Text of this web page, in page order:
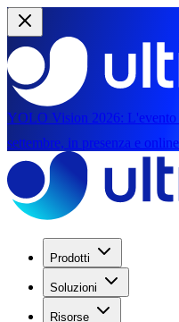
YOLO Vision 2026:
settembre, in presenza e
Prodotti
Soluzioni
Risorse